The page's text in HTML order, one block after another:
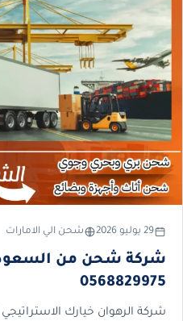
29 يوليو 2026 شحن الي الامارات
شركة شحن من
0568829975
شركة الرهوان خيارك